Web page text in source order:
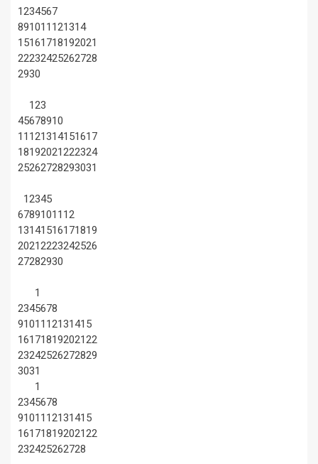
1234567
891011 121314
15161718192021
22232425262728
2930
123
45678910
11 121314151617
18192021222324
25262728293031
12345
67891011 12
13141516171819
20212223242526
27282930
1
2345678
91011 12131415
16171819202122
23242526272829
3031
1
2345678
91011 12131415
16171819202122
232425262728